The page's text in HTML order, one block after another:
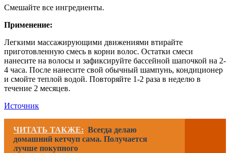
Смешайте все ингредиенты.
Применение:
Легкими массажирующими движениями втирайте
приготовленную смесь в корни волос. Остатки смеси
нанесите на волосы и зафиксируйте бассейной шапочкой на 2-
4 часа. После нанесите свой обычный шампунь, кондиционер
и смойте теплой водой. Повторяйте 1-2 раза в неделю в
течение 2 месяцев.
Источник
ЧИТАТЬ ТАКЖЕ: Всегда делаю
домашний кетчуп сама. Получается
лучше покупного